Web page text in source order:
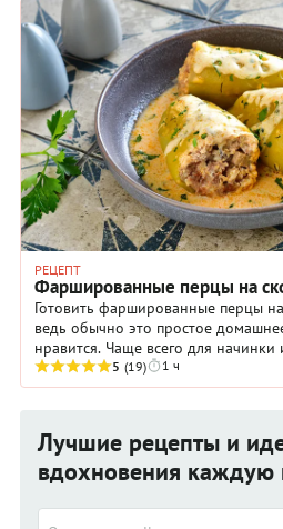
РЕЦЕПТ
Фаршированные перцы на
Готовить фаршированные перцы
ведь обычно это простое
нравится. Чаще всего для начинки
мы предлагаем добавить в нее ...
5 (19) 1 ч
Лучшие рецепты и
вдохновения каждую